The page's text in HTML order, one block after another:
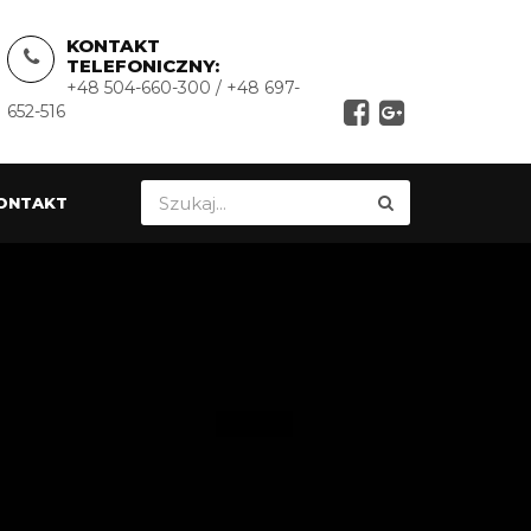
KONTAKT
TELEFONICZNY:
+48 504-660-300 / +48 697-
652-516